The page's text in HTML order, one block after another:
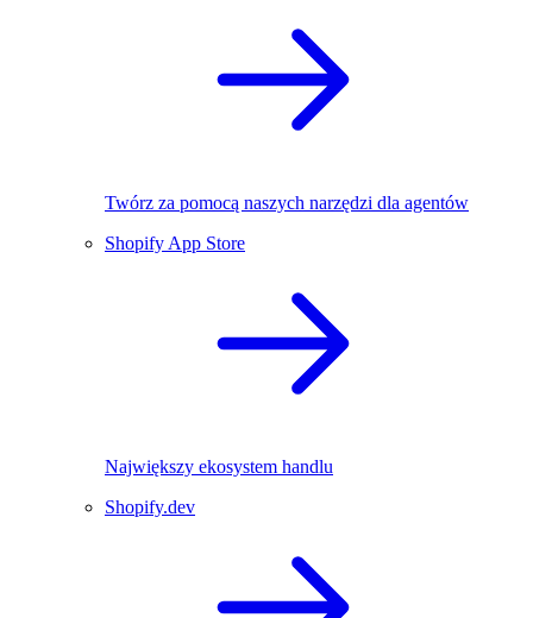
Twórz za pomocą naszych narzędzi dla agentów
Shopify App Store
Największy ekosystem handlu
Shopify.dev